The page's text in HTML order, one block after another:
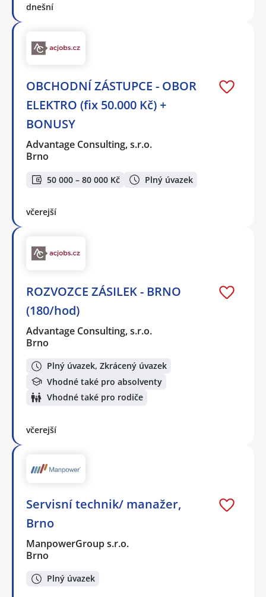
dnešní
OBCHODNÍ ZÁSTUPCE - OBOR
ELEKTRO (fix 50.000 Kč) +
BONUSY
Advantage Consulting, s.r.o.
Brno
50 000 – 80 000 Kč Plný úvazek
včerejší
ROZVOZCE ZÁSILEK - BRNO
(180/hod)
Advantage Consulting, s.r.o.
Brno
Plný úvazek, Zkrácený úvazek
Vhodné také pro absolventy
Vhodné také pro rodiče
včerejší
Servisní technik/ manažer,
Brno
ManpowerGroup s.r.o.
Brno
Plný úvazek